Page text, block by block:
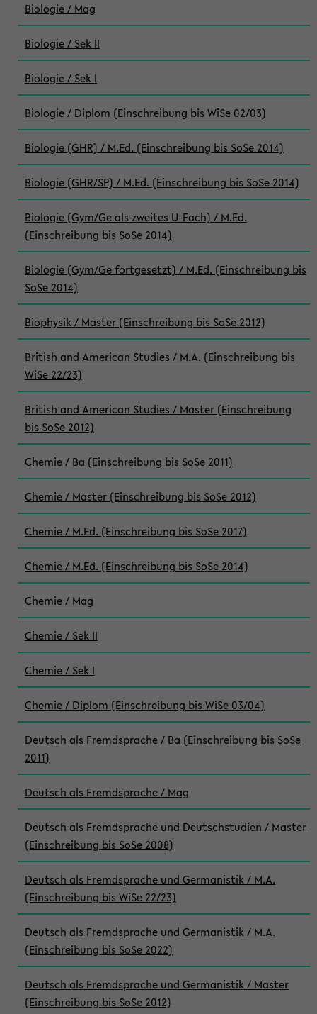
Biologie / Mag
Biologie / Sek II
Biologie / Sek I
Biologie / Diplom (Einschreibung bis WiSe 02/03)
Biologie (GHR) / M.Ed. (Einschreibung bis SoSe 2014)
Biologie (GHR/SP) / M.Ed. (Einschreibung bis SoSe 2014)
Biologie (Gym/Ge als zweites U-Fach) / M.Ed.
(Einschreibung bis SoSe 2014)
Biologie (Gym/Ge fortgesetzt) / M.Ed. (Einschreibung bis
SoSe 2014)
Biophysik / Master (Einschreibung bis SoSe 2012)
British and American Studies / M.A. (Einschreibung bis
WiSe 22/23)
British and American Studies / Master (Einschreibung
bis SoSe 2012)
Chemie / Ba (Einschreibung bis SoSe 2011)
Chemie / Master (Einschreibung bis SoSe 2012)
Chemie / M.Ed. (Einschreibung bis SoSe 2017)
Chemie / M.Ed. (Einschreibung bis SoSe 2014)
Chemie / Mag
Chemie / Sek II
Chemie / Sek I
Chemie / Diplom (Einschreibung bis WiSe 03/04)
Deutsch als Fremdsprache / Ba (Einschreibung bis SoSe
2011)
Deutsch als Fremdsprache / Mag
Deutsch als Fremdsprache und Deutschstudien / Master
(Einschreibung bis SoSe 2008)
Deutsch als Fremdsprache und Germanistik / M.A.
(Einschreibung bis WiSe 22/23)
Deutsch als Fremdsprache und Germanistik / M.A.
(Einschreibung bis SoSe 2022)
Deutsch als Fremdsprache und Germanistik / Master
(Einschreibung bis SoSe 2012)